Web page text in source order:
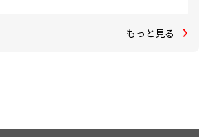
もっと見る